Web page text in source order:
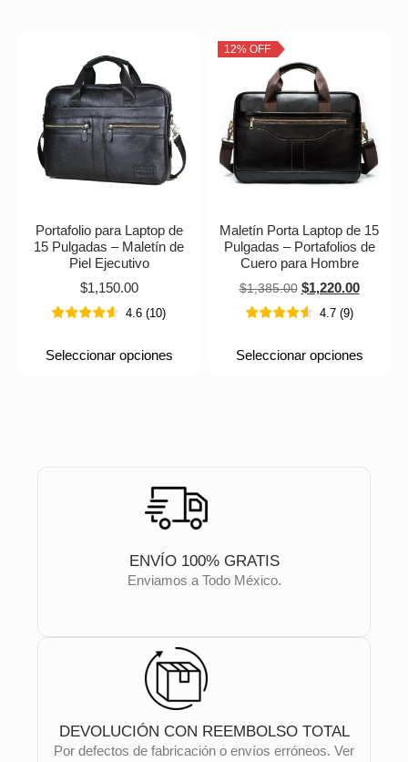
Portafolio para Laptop de
15 Pulgadas – Maletín de
Piel Ejecutivo
$1,150.00
4.6 (10)
Seleccionar opciones
12% OFF
Maletín Porta Laptop de 15
Pulgadas – Portafolios de
Cuero para Hombre
$1,385.00 $1,220.00
4.7 (9)
Seleccionar opciones
ENVÍO 100% GRATIS
Enviamos a Todo México.
DEVOLUCIÓN CON REEMBOLSO TOTAL
Por defectos de fabricación o envíos erróneos. Ver